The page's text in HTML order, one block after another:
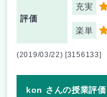
評価
充実 5
楽単 3
(2019/03/22) [3156133]
kon さんの授業評価